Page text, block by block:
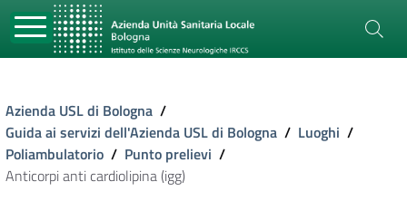
Azienda USL di Bologna /
Guida ai servizi dell'Azienda USL di Bologna / Luoghi /
Poliambulatorio / Punto prelievi /
Anticorpi anti cardiolipina (igg)